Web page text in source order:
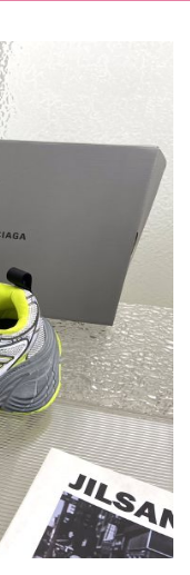
い。最高品質の再現度を
お得な割引をご利用いただ
ッグ最新モデルが登場。